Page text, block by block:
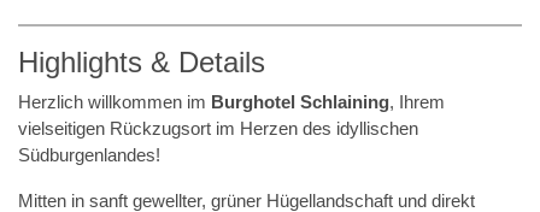
Highlights & Details
Herzlich willkommen im Burghotel Schlaining, Ihrem
vielseitigen Rückzugsort im Herzen des idyllischen
Südburgenlandes!
Mitten in sanft gewellter, grüner Hügellandschaft und direkt